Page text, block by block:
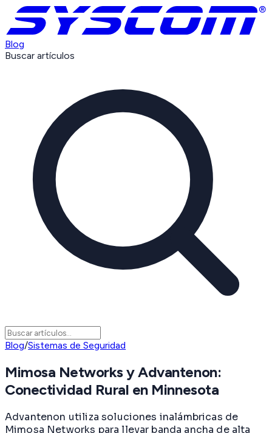
Blog
Buscar artículos
Blog/Sistemas de Seguridad
Mimosa Networks y Advantenon:
Conectividad Rural en Minnesota
Advantenon utiliza soluciones inalámbricas de
Mimosa Networks para llevar banda ancha de alta